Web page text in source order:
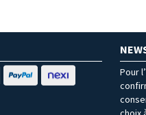
Pour